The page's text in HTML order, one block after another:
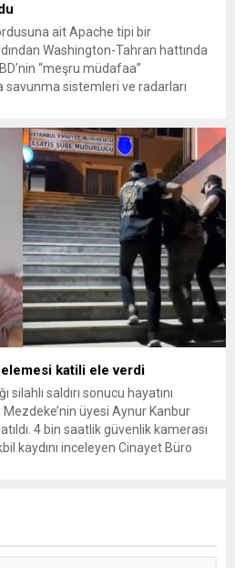
ait Apache tipi bir
Washington-Tahran hattında
“meşru müdafaa”
savunma sistemleri ve radarları
yanıt verileceğini duyurdu....
katili ele verdi
silahlı saldırı sonucu hayatını
üyesi Aynur Kanbur
4 bin saatlik güvenlik kamerası
kaydını inceleyen Cinayet Büro